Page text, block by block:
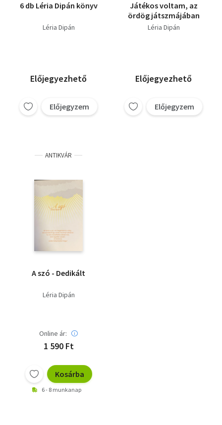
6 db Léria Dipán könyv
Léria Dipán
Előjegyezhető
Előjegyzem
Játékos voltam, az
ördög játszmájában
Léria Dipán
Előjegyezhető
Előjegyzem
ANTIKVÁR
A szó - Dedikált
Léria Dipán
Online ár:
1 590 Ft
Kosárba
6 - 8 munkanap